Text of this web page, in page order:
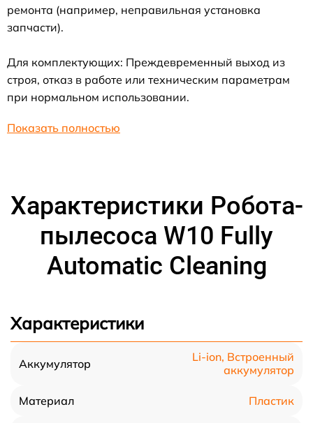
ремонта (например, неправильная установка
запчасти).
Для комплектующих: Преждевременный выход из
строя, отказ в работе или техническим параметрам
при нормальном использовании.
Показать полностью
Характеристики Робота-
пылесоса W10 Fully
Automatic Cleaning
Характеристики
Аккумулятор
Li-ion, Встроенный
аккумулятор
Материал Пластик